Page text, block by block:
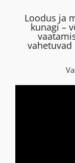
Loodus ja
kunagi –